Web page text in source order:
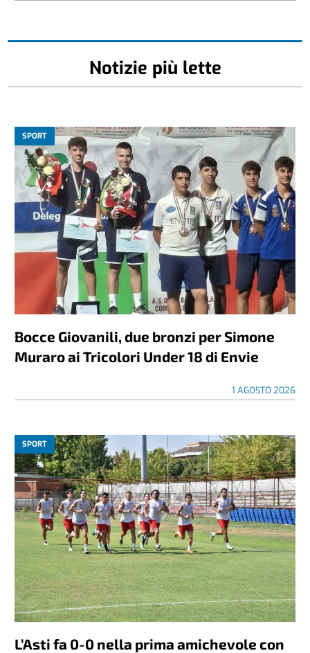
Notizie più lette
SPORT
Bocce Giovanili, due bronzi per Simone
Muraro ai Tricolori Under 18 di Envie
1 AGOSTO 2026
SPORT
L’Asti fa 0-0 nella prima amichevole con